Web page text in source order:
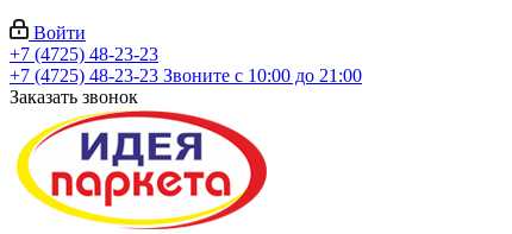
Войти
+7 (4725) 48-23-23
+7 (4725) 48-23-23 Звоните с 10:00 до 21:00
Заказать звонок